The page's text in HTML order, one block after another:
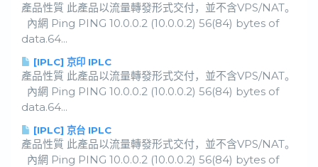
產品性質 此產品以流量轉發形式交付，並不含VPS/NAT。
內網 Ping PING 10.0.0.2 (10.0.0.2) 56(84) bytes of
data.64...
[IPLC] 京印 IPLC
產品性質 此產品以流量轉發形式交付，並不含VPS/NAT。
內網 Ping PING 10.0.0.2 (10.0.0.2) 56(84) bytes of
data.64...
[IPLC] 京台 IPLC
產品性質 此產品以流量轉發形式交付，並不含VPS/NAT。
內網 Ping PING 10.0.0.2 (10.0.0.2) 56(84) bytes of